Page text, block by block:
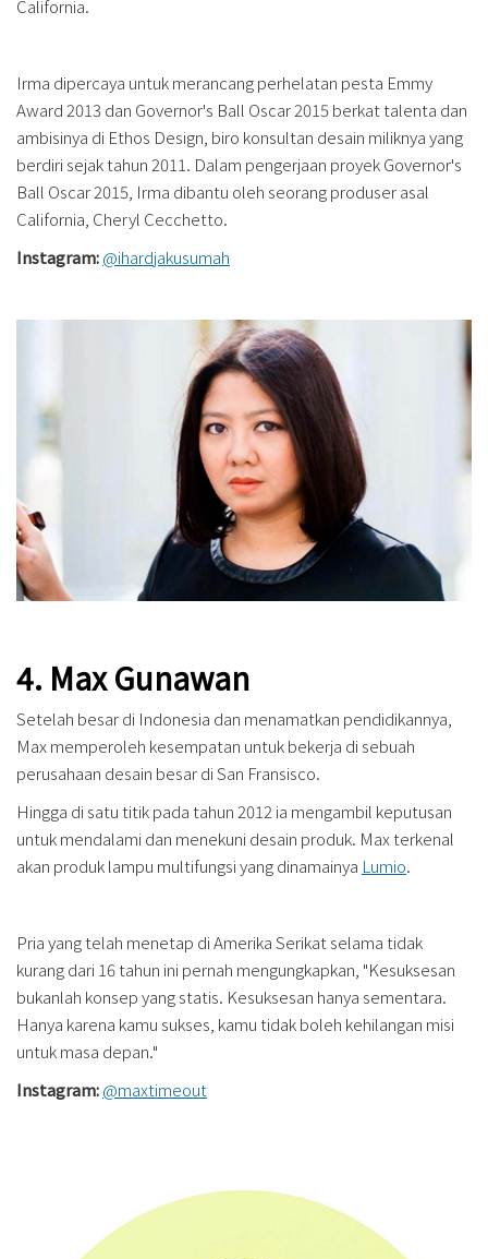
California.
Irma dipercaya untuk merancang perhelatan pesta Emmy
Award 2013 dan Governor's Ball Oscar 2015 berkat talenta dan
ambisinya di Ethos Design, biro konsultan desain miliknya yang
berdiri sejak tahun 2011. Dalam pengerjaan proyek Governor's
Ball Oscar 2015, Irma dibantu oleh seorang produser asal
California, Cheryl Cecchetto.
Instagram:@ihardjakusumah
4. Max Gunawan
Setelah besar di Indonesia dan menamatkan pendidikannya,
Max memperoleh kesempatan untuk bekerja di sebuah
perusahaan desain besar di San Fransisco.
Hingga di satu titik pada tahun 2012 ia mengambil keputusan
untuk mendalami dan menekuni desain produk. Max terkenal
akan produk lampu multifungsi yang dinamainya Lumio.
Pria yang telah menetap di Amerika Serikat selama tidak
kurang dari 16 tahun ini pernah mengungkapkan, "Kesuksesan
bukanlah konsep yang statis. Kesuksesan hanya sementara.
Hanya karena kamu sukses, kamu tidak boleh kehilangan misi
untuk masa depan."
Instagram:@maxtimeout